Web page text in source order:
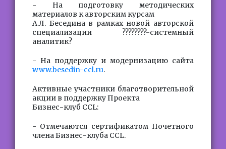
- На подготовку методических
материалов к авторским курсам
А.Л. Беседина в рамках новой авторской
специализации ????????-системный
аналитик?
- На поддержку и модернизацию сайта
www.besedin-ccl.ru.
Активные участники благотворительной
акции в поддержку Проекта
Бизнес-клуб CCL:
- Отмечаются сертификатом Почетного
члена Бизнес-клуба CCL.